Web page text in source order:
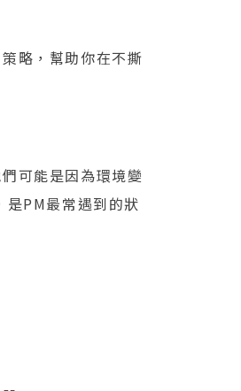
略，幫助你在不撕
可能是因為環境變
PM最常遇到的狀